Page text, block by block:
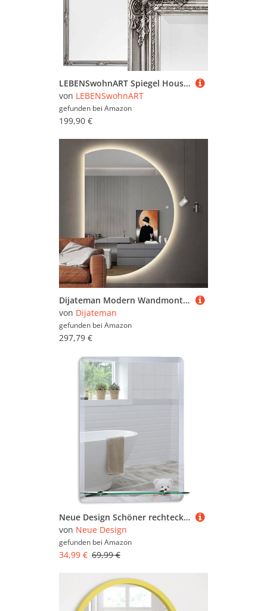
LEBENSwohnART Spiegel House barock Antik-Silber ca. ca. 180x100cm Wandspiegel Flurspiegel
von LEBENSwohnART
gefunden bei Amazon
199,90 €
Dijateman Modern Wandmontage Dekospiegel, Groß Rahmenloser Intelligent Entfoggen Spiegel, Hinterleuchteten mit Beleuchtung 3 Lichtfarbe, für Wohnzimmer(Cut Left,100cm)
von Dijateman
gefunden bei Amazon
297,79 €
Neue Design Schöner rechteckiger Badezimmerspiegel mit Ablage, modern und stylish, mit abgerundeten Kanten, Wandbefestigung, Badspiegel, Wandspiegel, abgeschrägte Kante, Spiegel 70cm X 50cm
von Neue Design
gefunden bei Amazon
34,99 € 69,99 €